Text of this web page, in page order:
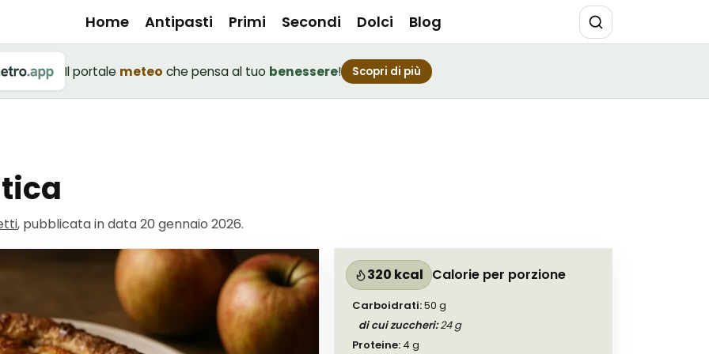
Home Antipasti Primi Secondi Dolci Blog
Il portale meteo che pensa al tuo benessere! Scopri di più
, pubblicata in data20 gennaio 2026.
320 kcal Calorie per porzione
Carboidrati:50 g
di cui zuccheri:24g
Proteine: 4 g